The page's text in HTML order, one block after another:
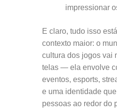
impressionar
E claro, tudo isso
contexto maior: o
cultura dos jogos vai
telas — ela envolve
eventos, esports,
e uma identidade
pessoas ao redor do